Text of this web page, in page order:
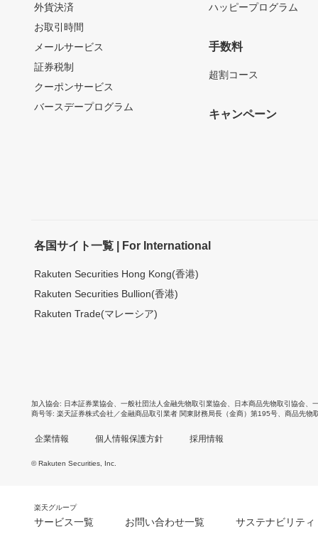
外貨決済
お取引時間
メールサービス
証券税制
クーポンサービス
バースデープログラム
ハッピープログラム
手数料
超割コース
キャンペーン
各国サイト一覧 | For International
Rakuten Securities Hong Kong(香港)
Rakuten Securities Bullion(香港)
Rakuten Trade(マレーシア)
加入協会 日本証券業協会 一般社団法人金融先物取引業協会 日本商品先物取引協会
商号等 楽天証券株式会社／金融商品取引業者 関東財務局長（金商）第195号、商品先物
企業情報 個人情報保護方針 採用情報
© Rakuten Securities, Inc.
楽天グループ
サービス一覧 お問い合わせ一覧 サステナビリティ